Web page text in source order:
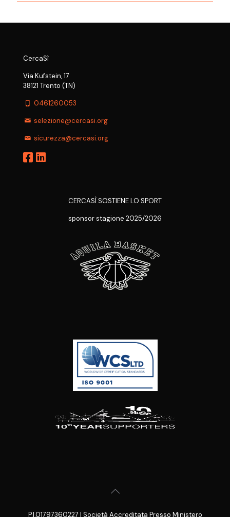
CercaSì
Via Kufstein, 17
38121 Trento (TN)
0461260053
selezione@cercasi.org
sicurezza@cercasi.org
CERCASÌ SOSTIENE LO SPORT
sponsor stagione 2025/2026
P.I.01797360227 | Società Accreditata Presso Ministero